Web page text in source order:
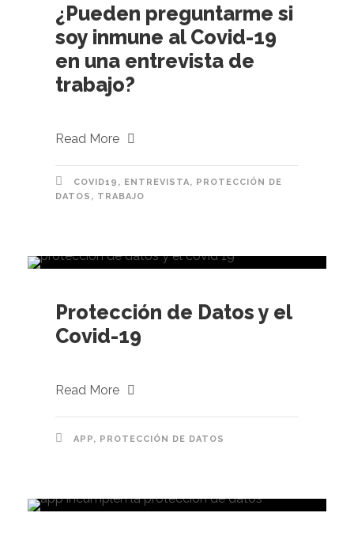
¿Pueden preguntarme si
soy inmune al Covid-19
en una entrevista de
trabajo?
Read More
COVID19 , ENTREVISTA, PROTECCIÓN DE
DATOS , TRABAJO
Protección de Datos y el
Covid-19
Read More
APP, PROTECCIÓN DE DATOS